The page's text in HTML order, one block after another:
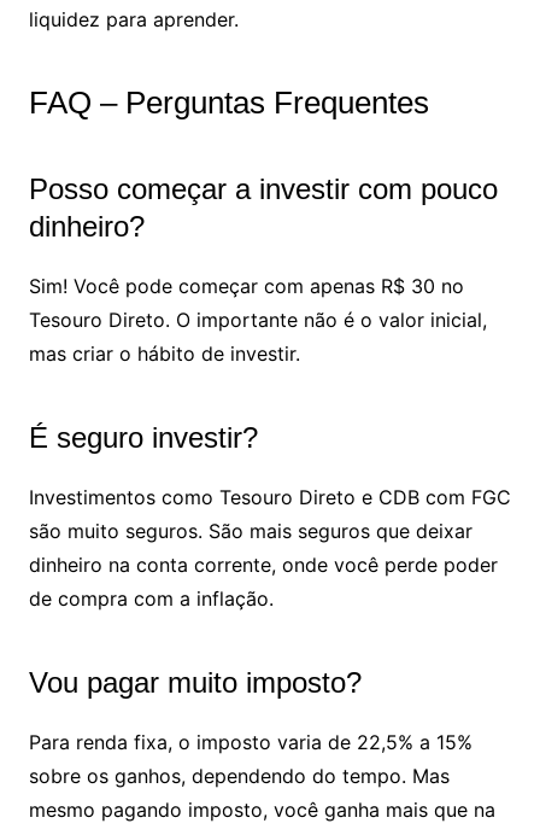
liquidez para aprender.
FAQ – Perguntas Frequentes
Posso começar a investir com pouco
dinheiro?
Sim! Você pode começar com apenas R$ 30 no
Tesouro Direto. O importante não é o valor inicial,
mas criar o hábito de investir.
É seguro investir?
Investimentos como Tesouro Direto e CDB com FGC
são muito seguros. São mais seguros que deixar
dinheiro na conta corrente, onde você perde poder
de compra com a inflação.
Vou pagar muito imposto?
Para renda fixa, o imposto varia de 22,5% a 15%
sobre os ganhos, dependendo do tempo. Mas
mesmo pagando imposto, você ganha mais que na